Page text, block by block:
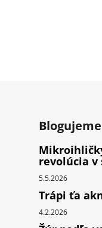
Blogujeme
revolúcia
5.5.2026
Trápi ťa
4.2.2026